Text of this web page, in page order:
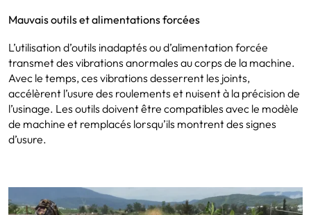
Mauvais outils et alimentations forcées
L’utilisation d’outils inadaptés ou d’alimentation forcée
transmet des vibrations anormales au corps de la machine.
Avec le temps, ces vibrations desserrent les joints,
accélèrent l’usure des roulements et nuisent à la précision de
l’usinage. Les outils doivent être compatibles avec le modèle
de machine et remplacés lorsqu’ils montrent des signes
d’usure.